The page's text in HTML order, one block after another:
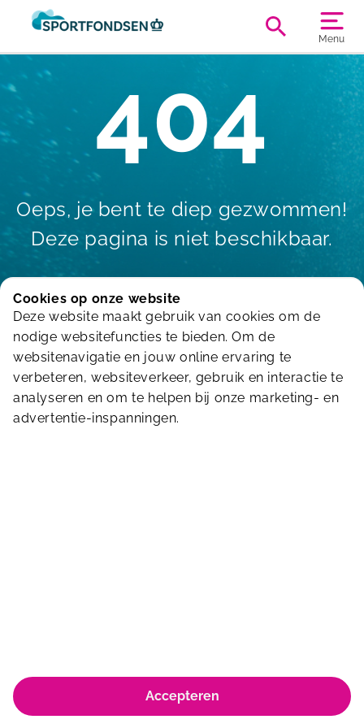
Menu
404
Oeps, je bent te diep gezwommen!
Deze pagina is niet beschikbaar.
Terug naar de homepagina
Stuur ons een bericht
© Koninklijke Sportfondsen 2026
Huisregels & Algemene voorwaarden
Cookies op onze website
Deze website maakt gebruik van cookies om de
nodige websitefuncties te bieden. Om de
websitenavigatie en jouw online ervaring te
verbeteren, websiteverkeer, gebruik en interactie te
analyseren en om te helpen bij onze marketing- en
advertentie-inspanningen.
Accepteren